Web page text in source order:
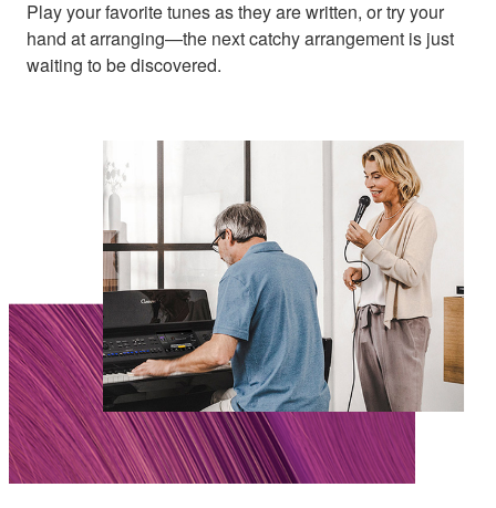
Play your favorite tunes as they are written, or try your
hand at arranging—the next catchy arrangement is just
waiting to be discovered.